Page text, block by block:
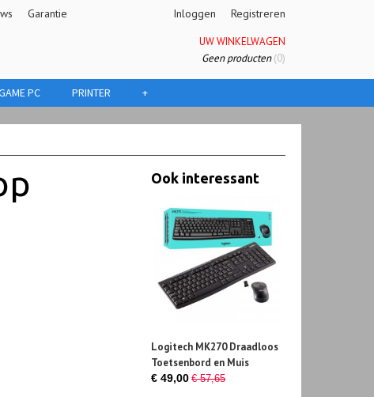
Garantie Inloggen Registreren
UW WINKELWAGEN
Geen producten(0)
PC PRINTER +
Ook interessant
Logitech MK270 Draadloos
Toetsenbord en Muis
€ 49,00 € 57,65